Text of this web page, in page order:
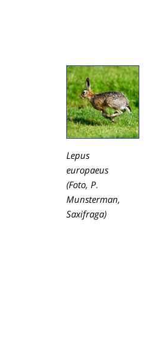
Lepus
europaeus
(Foto, P.
Munsterman,
Saxifraga)